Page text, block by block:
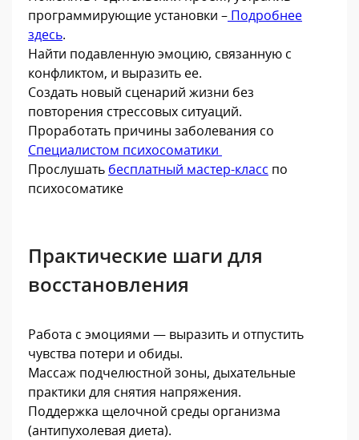
программирующие установки – Подробнее
здесь.
Найти подавленную эмоцию, связанную с
конфликтом, и выразить ее.
Создать новый сценарий жизни без
повторения стрессовых ситуаций.
Проработать причины заболевания со
Специалистом психосоматики
Прослушать бесплатный мастер-класс по
психосоматике
Практические шаги для
восстановления
Работа с эмоциями — выразить и отпустить
чувства потери и обиды.
Массаж подчелюстной зоны, дыхательные
практики для снятия напряжения.
Поддержка щелочной среды организма
(антипухолевая диета).